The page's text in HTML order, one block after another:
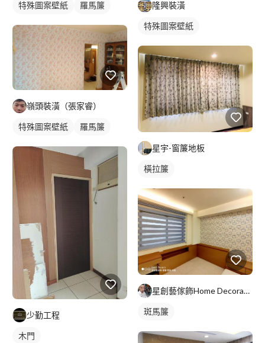
特殊圖案壁紙 羅馬簾
嶺頭裝潢（張家睿）
特殊圖案壁紙 羅馬簾
少勤工程
木門
隆興裝潢
特殊圖案壁紙
星宇-窗簾地板
橫拉簾
星創藝傢飾Home Decoration(徐’R)
斑馬簾